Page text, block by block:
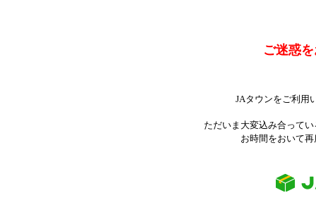
ご迷惑
JAタウンをご利用
ただいま大変込み合って
お時間をおいて